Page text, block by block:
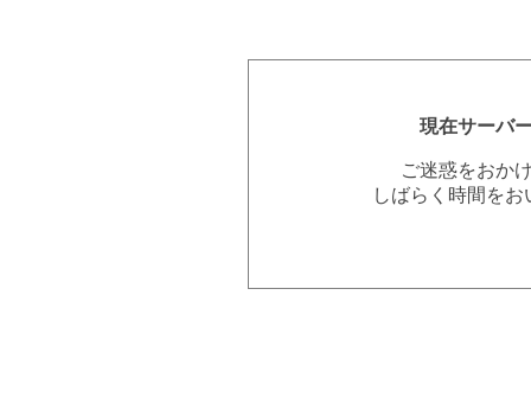
現在サーバ
ご迷惑をおか
しばらく時間を